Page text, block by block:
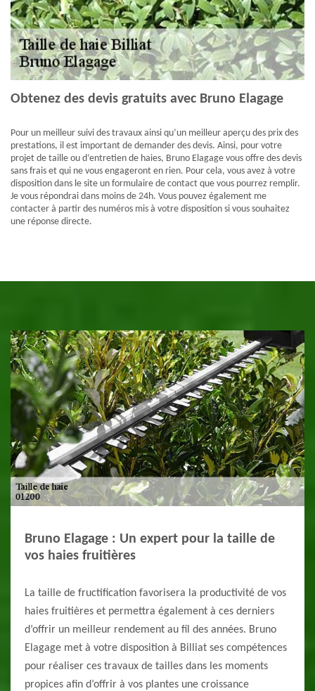
Obtenez des devis gratuits avec Bruno Elagage
Pour un meilleur suivi des travaux ainsi qu’un meilleur aperçu des prix des
prestations, il est important de demander des devis. Ainsi, pour votre
projet de taille ou d’entretien de haies, Bruno Elagage vous offre des devis
sans frais et qui ne vous engageront en rien. Pour cela, vous avez à votre
disposition dans le site un formulaire de contact que vous pourrez remplir.
Je vous répondrai dans moins de 24h. Vous pouvez également me
contacter à partir des numéros mis à votre disposition si vous souhaitez
une réponse directe.
Bruno Elagage : Un expert pour la taille de
vos haies fruitières
La taille de fructification favorisera la productivité de vos
haies fruitières et permettra également à ces derniers
d’offrir un meilleur rendement au fil des années. Bruno
Elagage met à votre disposition à Billiat ses compétences
pour réaliser ces travaux de tailles dans les moments
propices afin d’offrir à vos plantes une croissance